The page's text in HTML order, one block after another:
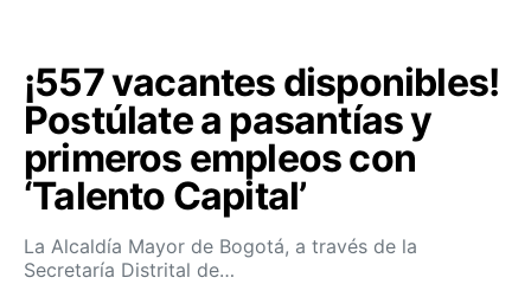
¡557 vacantes disponibles!
Postúlate a pasantías y
primeros empleos con
‘Talento Capital’
La Alcaldía Mayor de Bogotá, a través de la
Secretaría Distrital de…